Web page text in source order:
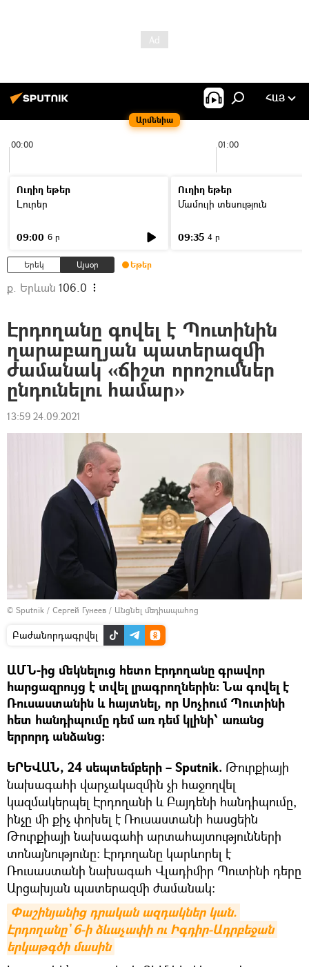
Արմենիա
ՀԱՅ
00:00 01:00
Ուղիղ եթեր
Լուրեր
09:00 6 ր
Ուղիղ եթեր
Մամուլի տեսություն
09:35 4 ր
Երեկ Այսօր Եթեր
ք. Երևան 106.0
Էրդողանը գովել է Պուտինին
ղարաբաղյան պատերազմի
ժամանակ «ճիշտ որոշումներ
ընդունելու համար»
13:59 24.09.2021
© Sputnik / Сергей Гунеев / Անցնել մեդիապահոց
Բաժանորդագրվել
ԱՄՆ-ից մեկնելուց հետո Էրդողանը գրավոր
հարցազրույց է տվել լրագրողներին։ Նա գովել է
Ռուսաստանին և հայտնել, որ Սոչիում Պուտինի
հետ հանդիպումը դեմ առ դեմ կլինի՝ առանց
երրորդ անձանց։
ԵՐԵՎԱՆ, 24 սեպտեմբերի – Sputnik. Թուրքիայի
նախագահի վարչակազմին չի հաջողվել
կազմակերպել Էրդողանի և Բայդենի հանդիպումը,
ինչը մի քիչ փոխել է Ռուսաստանի հասցեին
Թուրքիայի նախագահի արտահայտությունների
տոնայնությունը: Էրդողանը կարևորել է
Ռուսաստանի նախագահ Վլադիմիր Պուտինի դերը
Արցախյան պատերազմի ժամանակ։
Փաշինյանից դրական ազդակներ կան.
Էրդողանը` 6-ի ձևաչափի ու Իգդիր-Ադրբեջան
երկաթգծի մասին